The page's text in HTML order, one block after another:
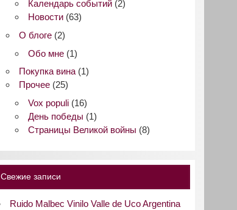
Календарь событий (2)
Новости (63)
О блоге (2)
Обо мне (1)
Покупка вина (1)
Прочее (25)
Vox populi (16)
День победы (1)
Страницы Великой войны (8)
Свежие записи
Ruido Malbec Vinilo Valle de Uco Argentina